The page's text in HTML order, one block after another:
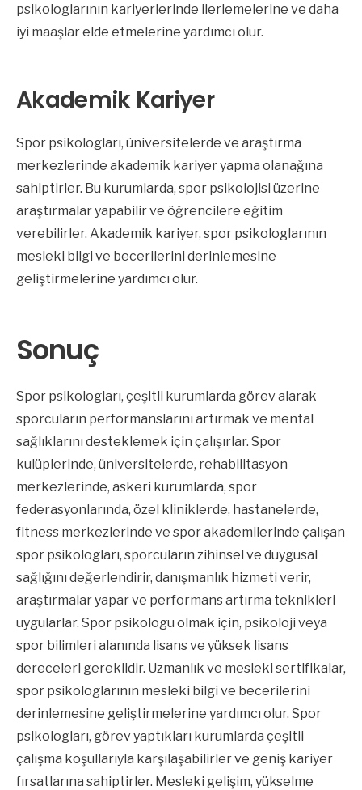
psikologlarının kariyerlerinde ilerlemelerine ve daha
iyi maaşlar elde etmelerine yardımcı olur.
Akademik Kariyer
Spor psikologları, üniversitelerde ve araştırma
merkezlerinde akademik kariyer yapma olanağına
sahiptirler. Bu kurumlarda, spor psikolojisi üzerine
araştırmalar yapabilir ve öğrencilere eğitim
verebilirler. Akademik kariyer, spor psikologlarının
mesleki bilgi ve becerilerini derinlemesine
geliştirmelerine yardımcı olur.
Sonuç
Spor psikologları, çeşitli kurumlarda görev alarak
sporcuların performanslarını artırmak ve mental
sağlıklarını desteklemek için çalışırlar. Spor
kulüplerinde, üniversitelerde, rehabilitasyon
merkezlerinde, askeri kurumlarda, spor
federasyonlarında, özel kliniklerde, hastanelerde,
fitness merkezlerinde ve spor akademilerinde çalışan
spor psikologları, sporcuların zihinsel ve duygusal
sağlığını değerlendirir, danışmanlık hizmeti verir,
araştırmalar yapar ve performans artırma teknikleri
uygularlar. Spor psikologu olmak için, psikoloji veya
spor bilimleri alanında lisans ve yüksek lisans
dereceleri gereklidir. Uzmanlık ve mesleki sertifikalar,
spor psikologlarının mesleki bilgi ve becerilerini
derinlemesine geliştirmelerine yardımcı olur. Spor
psikologları, görev yaptıkları kurumlarda çeşitli
çalışma koşullarıyla karşılaşabilirler ve geniş kariyer
fırsatlarına sahiptirler. Mesleki gelişim, yükselme